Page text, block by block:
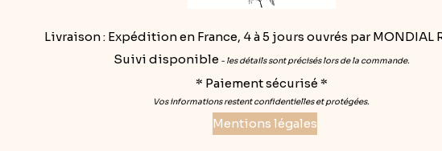
Livraison : Expédition en France, 4 à 5 jours ouvrés par MONDIAL
Suivi disponible- les détails sont précisés lors de la commande.
* Paiement sécurisé *
Vos informations restent confidentielles et protégées.
Mentions légales